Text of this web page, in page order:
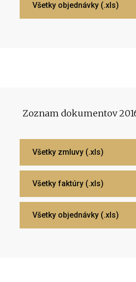
Všetky objednávky (.xls)
Zoznam dokumentov
Všetky zmluvy (.xls)
Všetky faktúry (.xls)
Všetky objednávky (.xls)